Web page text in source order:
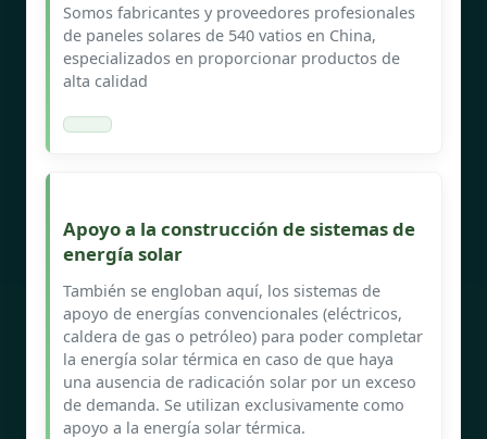
Somos fabricantes y proveedores profesionales
de paneles solares de 540 vatios en China,
especializados en proporcionar productos de
alta calidad
Apoyo a la construcción de sistemas de
energía solar
También se engloban aquí, los sistemas de
apoyo de energías convencionales (eléctricos,
caldera de gas o petróleo) para poder completar
la energía solar térmica en caso de que haya
una ausencia de radicación solar por un exceso
de demanda. Se utilizan exclusivamente como
apoyo a la energía solar térmica.